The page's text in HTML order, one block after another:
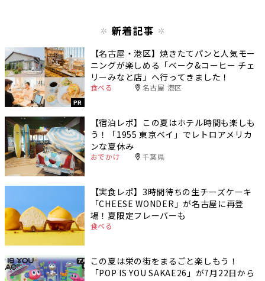
新着記事
PR
【名古屋・港区】焼きたてパンと人気モー
ニングが楽しめる「ベーク&コーヒー チェ
リーみなと店」へ行ってきました！
食べる 名古屋 港区
【宿泊レポ】この夏はホテル時間も楽しも
う！「1955 東京ベイ」でレトロアメリカ
ンな夏休み
おでかけ 千葉県
【実食レポ】3時間待ちの生チーズケーキ
「CHEESE WONDER」が名古屋に再登
場！夏限定フレーバーも
食べる
この夏は栄の街をまるごと楽しもう！
「POP IS YOU SAKAE26」が7月22日から